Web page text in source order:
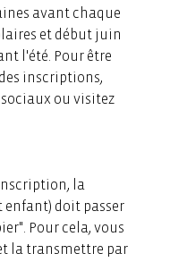
avant chaque
et début juin
l'été. Pour être
inscriptions,
sociaux ou visitez
la
enfant) doit passer
Pour cela, vous
la transmettre par